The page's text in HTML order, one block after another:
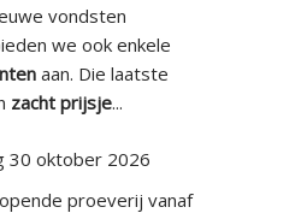
vondsten
we ook enkele
aan. Die laatste
zacht prijsje...
30 oktober 2026
proeverij vanaf